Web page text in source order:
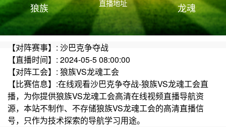
狼族 直播地址 龙魂
【对阵赛事】: 沙巴克争夺战
【直播时间】: 2024-05-5 08:00:00
【对阵工会】: 狼族VS龙魂工会
【比赛信息】:在线观看沙巴克争夺战-狼族VS龙魂工会直
播，为你提供狼族VS龙魂工会高清在线视频直播导航资
源，本站不制作、不存储狼族VS龙魂工会的高清直播信
号，只作为技术探索的导航学习用途。